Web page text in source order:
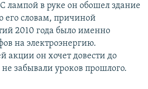
лампой в руке он обошел здание
его словам, причиной
2010 года было именно
на электроэнергию.
акции он хочет довести до
не забывали уроков прошлого.